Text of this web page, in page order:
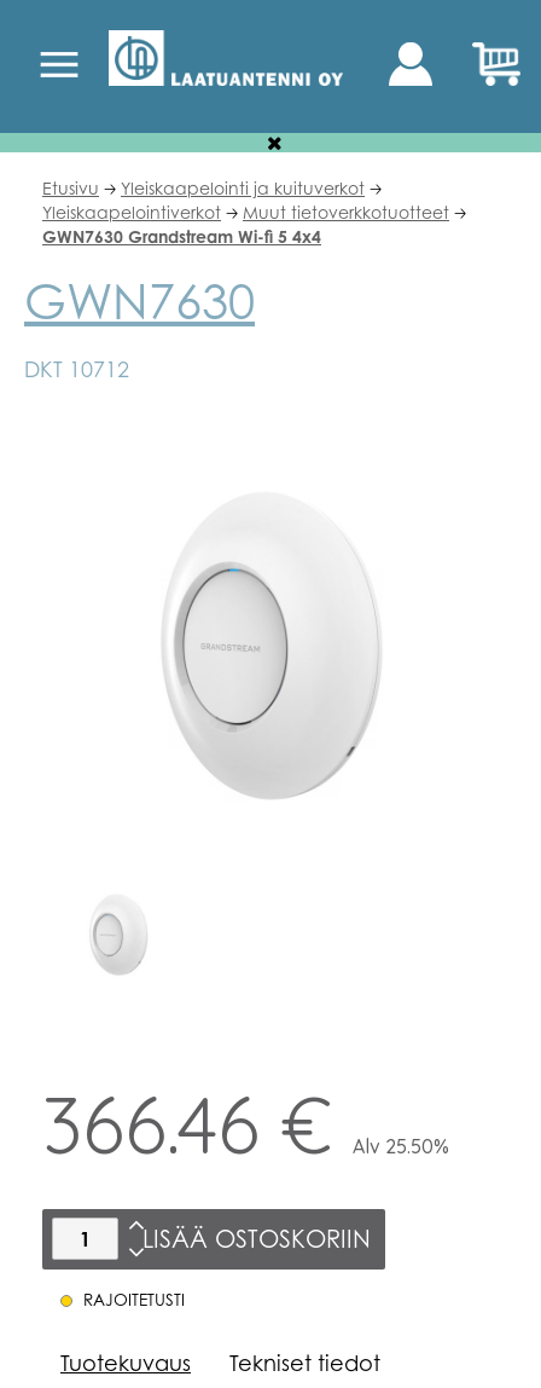
Etusivu 🡢 Yleiskaapelointi ja kuituverkot 🡢
Yleiskaapelointiverkot 🡢 Muut tietoverkkotuotteet 🡢
GWN7630 Grandstream Wi-fi 5 4x4
GWN7630
DKT 10712
366.46 € Alv 25.50%
LISÄÄ OSTOSKORIIN
RAJOITETUSTI
Tuotekuvaus
Tekniset tiedot